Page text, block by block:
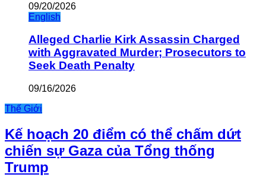
09/20/2026
English
Alleged Charlie Kirk Assassin Charged
with Aggravated Murder; Prosecutors to
Seek Death Penalty
09/16/2026
Thế Giới
Kế hoạch 20 điểm có thể chấm dứt
chiến sự Gaza của Tổng thống
Trump